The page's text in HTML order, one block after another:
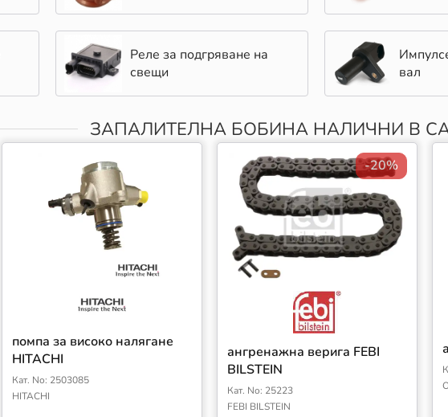
Реле за подгряване на
свещи
вал
ЗАПАЛИТЕЛНА БОБИНА НАЛИЧНИ В
помпа за високо налягане
HITACHI
Кат. No: 2503085
HITACHI
-20%
ангренажна верига FEBI
BILSTEIN
Кат. No: 25223
FEBI BILSTEIN